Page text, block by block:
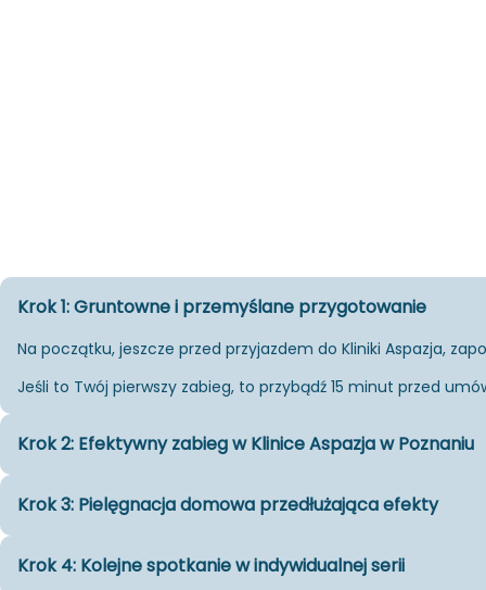
Krok 1: Gruntowne i przemyślane przygotowanie
Na po­cząt­ku, jesz­cze przed przy­jaz­dem do Kli­ni­ki Aspa­zja,
Jeśli to Twój pierw­szy za­bieg, to przy­bądź 15 minut przed
Krok 2: Efektywny zabieg w Klinice Aspazja w Poznaniu
Krok 3: Pielęgnacja domowa przedłużająca efekty
Krok 4: Kolejne spotkanie w indywidualnej serii